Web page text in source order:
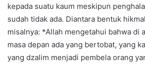
kepada suatu kaum meskipun
sudah tidak ada. Diantara bentuk
misalnya: *Allah mengetahui bahwa di
masa depan ada yang bertobat, yang
yang dzalim menjadi pembela orang